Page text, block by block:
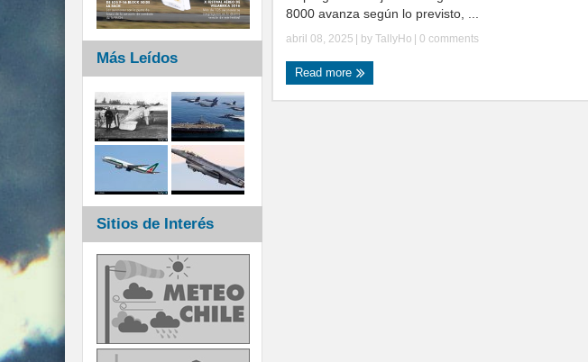
8000 avanza según lo previsto, ...
abril 08, 2025 | by TallyHo 0 comments
Read more
Más Leídos
Sitios de Interés